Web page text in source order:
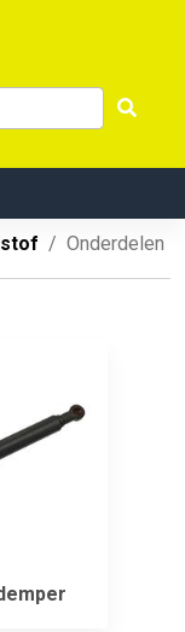
Onderdelen